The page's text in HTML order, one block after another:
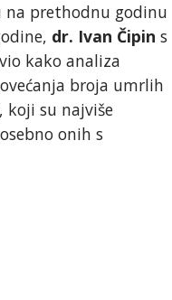
na prethodnu godinu
dr. Ivan Čipin s
kako analiza
broja umrlih
koji su najviše
onih s